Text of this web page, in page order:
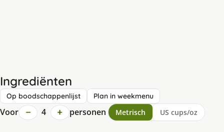
Ingrediënten
Op boodschappenlijst Plan in weekmenu
Voor − 4 + personen Metrisch US cups/oz